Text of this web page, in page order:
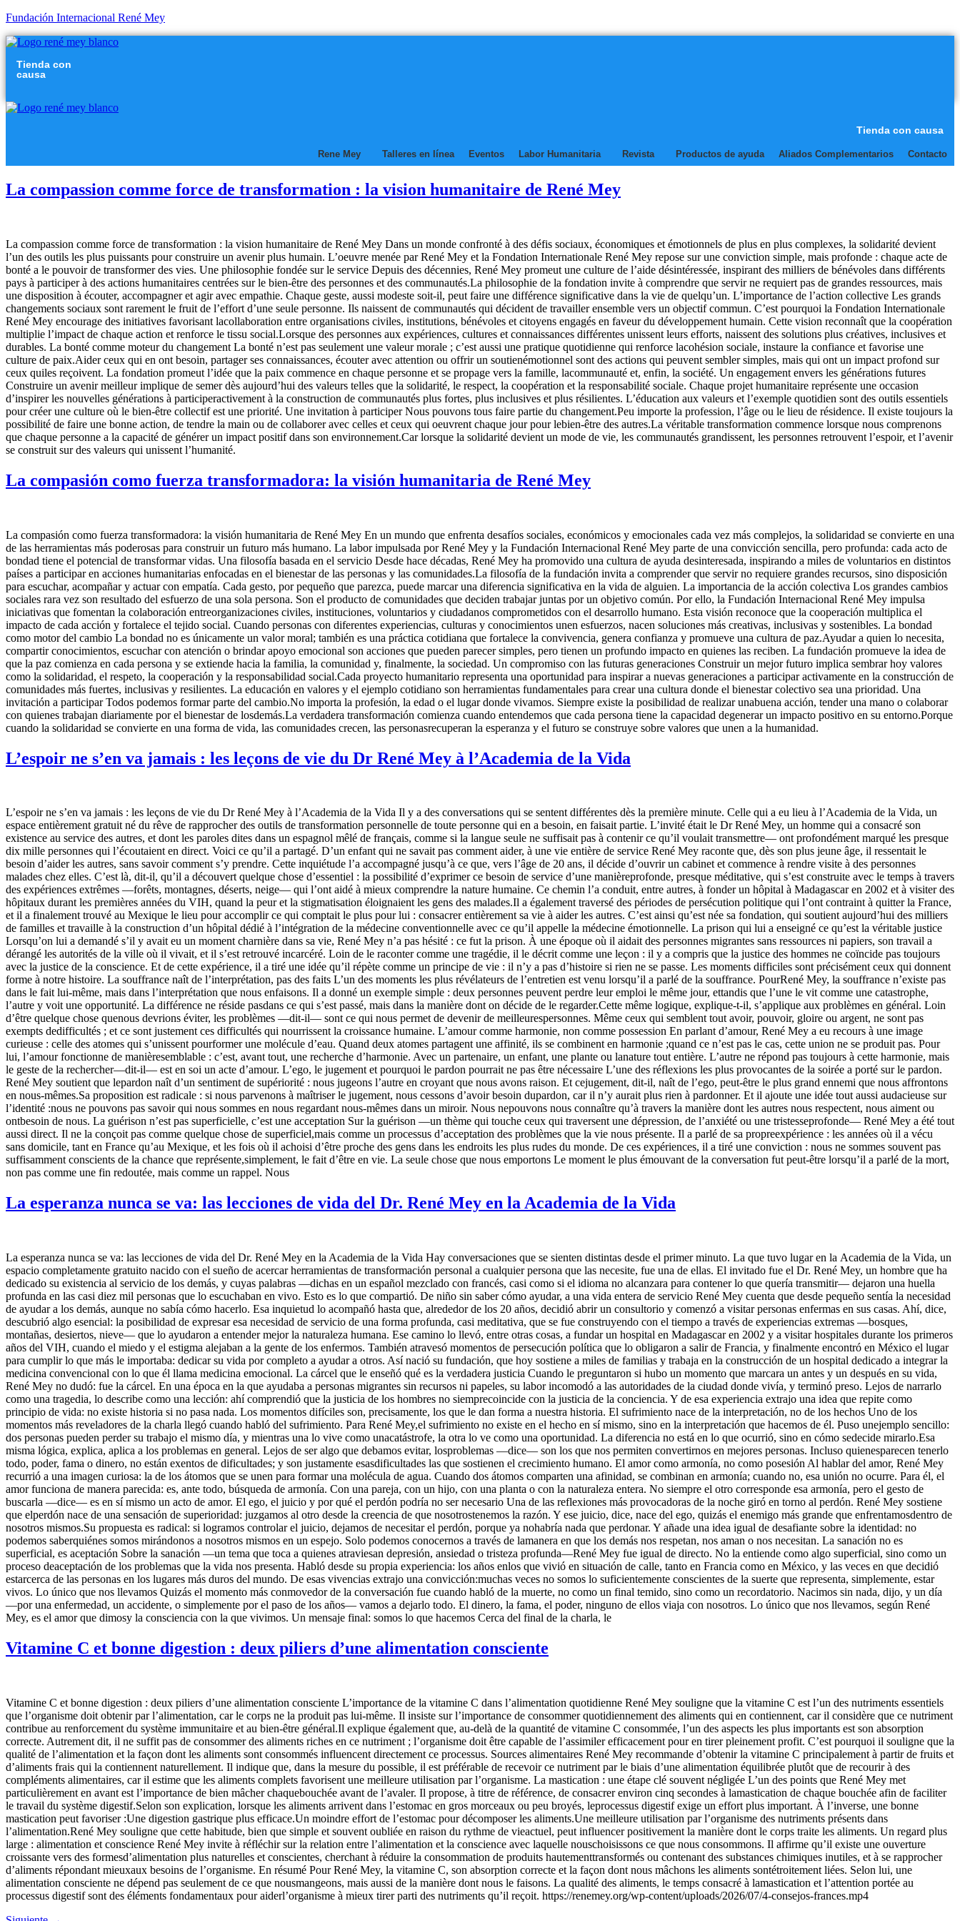
Fundación Internacional René Mey
Tienda con
causa
Tienda con causa
Rene Mey Talleres en línea Eventos Labor Humanitaria Revista Productos de ayuda Aliados Complementarios Contacto
La compassion comme force de transformation : la vision humanitaire de René Mey
La compassion comme force de transformation : la vision humanitaire de René Mey Dans un monde confronté à des défis sociaux, économiques et émotionnels de plus en plus complexes, la solidarité devient
l’un des outils les plus puissants pour construire un avenir plus humain. L’oeuvre menée par René Mey et la Fondation Internationale René Mey repose sur une conviction simple, mais profonde : chaque acte de
bonté a le pouvoir de transformer des vies. Une philosophie fondée sur le service Depuis des décennies, René Mey promeut une culture de l’aide désintéressée, inspirant des milliers de bénévoles dans différents
pays à participer à des actions humanitaires centrées sur le bien-être des personnes et des communautés.La philosophie de la fondation invite à comprendre que servir ne requiert pas de grandes ressources, mais
une disposition à écouter, accompagner et agir avec empathie. Chaque geste, aussi modeste soit-il, peut faire une différence significative dans la vie de quelqu’un. L’importance de l’action collective Les grands
changements sociaux sont rarement le fruit de l’effort d’une seule personne. Ils naissent de communautés qui décident de travailler ensemble vers un objectif commun. C’est pourquoi la Fondation Internationale
René Mey encourage des initiatives favorisant lacollaboration entre organisations civiles, institutions, bénévoles et citoyens engagés en faveur du développement humain. Cette vision reconnaît que la coopération
multiplie l’impact de chaque action et renforce le tissu social.Lorsque des personnes aux expériences, cultures et connaissances différentes unissent leurs efforts, naissent des solutions plus créatives, inclusives et
durables. La bonté comme moteur du changement La bonté n’est pas seulement une valeur morale ; c’est aussi une pratique quotidienne qui renforce lacohésion sociale, instaure la confiance et favorise une
culture de paix.Aider ceux qui en ont besoin, partager ses connaissances, écouter avec attention ou offrir un soutienémotionnel sont des actions qui peuvent sembler simples, mais qui ont un impact profond sur
ceux quiles reçoivent. La fondation promeut l’idée que la paix commence en chaque personne et se propage vers la famille, lacommunauté et, enfin, la société. Un engagement envers les générations futures
Construire un avenir meilleur implique de semer dès aujourd’hui des valeurs telles que la solidarité, le respect, la coopération et la responsabilité sociale. Chaque projet humanitaire représente une occasion
d’inspirer les nouvelles générations à participeractivement à la construction de communautés plus fortes, plus inclusives et plus résilientes. L’éducation aux valeurs et l’exemple quotidien sont des outils essentiels
pour créer une culture où le bien-être collectif est une priorité. Une invitation à participer Nous pouvons tous faire partie du changement.Peu importe la profession, l’âge ou le lieu de résidence. Il existe toujours la
possibilité de faire une bonne action, de tendre la main ou de collaborer avec celles et ceux qui oeuvrent chaque jour pour lebien-être des autres.La véritable transformation commence lorsque nous comprenons
que chaque personne a la capacité de générer un impact positif dans son environnement.Car lorsque la solidarité devient un mode de vie, les communautés grandissent, les personnes retrouvent l’espoir, et l’avenir
se construit sur des valeurs qui unissent l’humanité.
La compasión como fuerza transformadora: la visión humanitaria de René Mey
La compasión como fuerza transformadora: la visión humanitaria de René Mey En un mundo que enfrenta desafíos sociales, económicos y emocionales cada vez más complejos, la solidaridad se convierte en una
de las herramientas más poderosas para construir un futuro más humano. La labor impulsada por René Mey y la Fundación Internacional René Mey parte de una convicción sencilla, pero profunda: cada acto de
bondad tiene el potencial de transformar vidas. Una filosofía basada en el servicio Desde hace décadas, René Mey ha promovido una cultura de ayuda desinteresada, inspirando a miles de voluntarios en distintos
países a participar en acciones humanitarias enfocadas en el bienestar de las personas y las comunidades.La filosofía de la fundación invita a comprender que servir no requiere grandes recursos, sino disposición
para escuchar, acompañar y actuar con empatía. Cada gesto, por pequeño que parezca, puede marcar una diferencia significativa en la vida de alguien. La importancia de la acción colectiva Los grandes cambios
sociales rara vez son resultado del esfuerzo de una sola persona. Son el producto de comunidades que deciden trabajar juntas por un objetivo común. Por ello, la Fundación Internacional René Mey impulsa
iniciativas que fomentan la colaboración entreorganizaciones civiles, instituciones, voluntarios y ciudadanos comprometidos con el desarrollo humano. Esta visión reconoce que la cooperación multiplica el
impacto de cada acción y fortalece el tejido social. Cuando personas con diferentes experiencias, culturas y conocimientos unen esfuerzos, nacen soluciones más creativas, inclusivas y sostenibles. La bondad
como motor del cambio La bondad no es únicamente un valor moral; también es una práctica cotidiana que fortalece la convivencia, genera confianza y promueve una cultura de paz.Ayudar a quien lo necesita,
compartir conocimientos, escuchar con atención o brindar apoyo emocional son acciones que pueden parecer simples, pero tienen un profundo impacto en quienes las reciben. La fundación promueve la idea de
que la paz comienza en cada persona y se extiende hacia la familia, la comunidad y, finalmente, la sociedad. Un compromiso con las futuras generaciones Construir un mejor futuro implica sembrar hoy valores
como la solidaridad, el respeto, la cooperación y la responsabilidad social.Cada proyecto humanitario representa una oportunidad para inspirar a nuevas generaciones a participar activamente en la construcción de
comunidades más fuertes, inclusivas y resilientes. La educación en valores y el ejemplo cotidiano son herramientas fundamentales para crear una cultura donde el bienestar colectivo sea una prioridad. Una
invitación a participar Todos podemos formar parte del cambio.No importa la profesión, la edad o el lugar donde vivamos. Siempre existe la posibilidad de realizar unabuena acción, tender una mano o colaborar
con quienes trabajan diariamente por el bienestar de losdemás.La verdadera transformación comienza cuando entendemos que cada persona tiene la capacidad degenerar un impacto positivo en su entorno.Porque
cuando la solidaridad se convierte en una forma de vida, las comunidades crecen, las personasrecuperan la esperanza y el futuro se construye sobre valores que unen a la humanidad.
L’espoir ne s’en va jamais : les leçons de vie du Dr René Mey à l’Academia de la Vida
L’espoir ne s’en va jamais : les leçons de vie du Dr René Mey à l’Academia de la Vida Il y a des conversations qui se sentent différentes dès la première minute. Celle qui a eu lieu à l’Academia de la Vida, un
espace entièrement gratuit né du rêve de rapprocher des outils de transformation personnelle de toute personne qui en a besoin, en faisait partie. L’invité était le Dr René Mey, un homme qui a consacré son
existence au service des autres, et dont les paroles dites dans un espagnol mêlé de français, comme si la langue seule ne suffisait pas à contenir ce qu’il voulait transmettre— ont profondément marqué les presque
dix mille personnes qui l’écoutaient en direct. Voici ce qu’il a partagé. D’un enfant qui ne savait pas comment aider, à une vie entière de service René Mey raconte que, dès son plus jeune âge, il ressentait le
besoin d’aider les autres, sans savoir comment s’y prendre. Cette inquiétude l’a accompagné jusqu’à ce que, vers l’âge de 20 ans, il décide d’ouvrir un cabinet et commence à rendre visite à des personnes
malades chez elles. C’est là, dit-il, qu’il a découvert quelque chose d’essentiel : la possibilité d’exprimer ce besoin de service d’une manièreprofonde, presque méditative, qui s’est construite avec le temps à travers
des expériences extrêmes —forêts, montagnes, déserts, neige— qui l’ont aidé à mieux comprendre la nature humaine. Ce chemin l’a conduit, entre autres, à fonder un hôpital à Madagascar en 2002 et à visiter des
hôpitaux durant les premières années du VIH, quand la peur et la stigmatisation éloignaient les gens des malades.Il a également traversé des périodes de persécution politique qui l’ont contraint à quitter la France,
et il a finalement trouvé au Mexique le lieu pour accomplir ce qui comptait le plus pour lui : consacrer entièrement sa vie à aider les autres. C’est ainsi qu’est née sa fondation, qui soutient aujourd’hui des milliers
de familles et travaille à la construction d’un hôpital dédié à l’intégration de la médecine conventionnelle avec ce qu’il appelle la médecine émotionnelle. La prison qui lui a enseigné ce qu’est la véritable justice
Lorsqu’on lui a demandé s’il y avait eu un moment charnière dans sa vie, René Mey n’a pas hésité : ce fut la prison. À une époque où il aidait des personnes migrantes sans ressources ni papiers, son travail a
dérangé les autorités de la ville où il vivait, et il s’est retrouvé incarcéré. Loin de le raconter comme une tragédie, il le décrit comme une leçon : il y a compris que la justice des hommes ne coïncide pas toujours
avec la justice de la conscience. Et de cette expérience, il a tiré une idée qu’il répète comme un principe de vie : il n’y a pas d’histoire si rien ne se passe. Les moments difficiles sont précisément ceux qui donnent
forme à notre histoire. La souffrance naît de l’interprétation, pas des faits L’un des moments les plus révélateurs de l’entretien est venu lorsqu’il a parlé de la souffrance. PourRené Mey, la souffrance n’existe pas
dans le fait lui-même, mais dans l’interprétation que nous enfaisons. Il a donné un exemple simple : deux personnes peuvent perdre leur emploi le même jour, ettandis que l’une le vit comme une catastrophe,
l’autre y voit une opportunité. La différence ne réside pasdans ce qui s’est passé, mais dans la manière dont on décide de le regarder.Cette même logique, explique-t-il, s’applique aux problèmes en général. Loin
d’être quelque chose quenous devrions éviter, les problèmes —dit-il— sont ce qui nous permet de devenir de meilleurespersonnes. Même ceux qui semblent tout avoir, pouvoir, gloire ou argent, ne sont pas
exempts dedifficultés ; et ce sont justement ces difficultés qui nourrissent la croissance humaine. L’amour comme harmonie, non comme possession En parlant d’amour, René Mey a eu recours à une image
curieuse : celle des atomes qui s’unissent pourformer une molécule d’eau. Quand deux atomes partagent une affinité, ils se combinent en harmonie ;quand ce n’est pas le cas, cette union ne se produit pas. Pour
lui, l’amour fonctionne de manièresemblable : c’est, avant tout, une recherche d’harmonie. Avec un partenaire, un enfant, une plante ou lanature tout entière. L’autre ne répond pas toujours à cette harmonie, mais
le geste de la rechercher—dit-il— est en soi un acte d’amour. L’ego, le jugement et pourquoi le pardon pourrait ne pas être nécessaire L’une des réflexions les plus provocantes de la soirée a porté sur le pardon.
René Mey soutient que lepardon naît d’un sentiment de supériorité : nous jugeons l’autre en croyant que nous avons raison. Et cejugement, dit-il, naît de l’ego, peut-être le plus grand ennemi que nous affrontons
en nous-mêmes.Sa proposition est radicale : si nous parvenons à maîtriser le jugement, nous cessons d’avoir besoin dupardon, car il n’y aurait plus rien à pardonner. Et il ajoute une idée tout aussi audacieuse sur
l’identité :nous ne pouvons pas savoir qui nous sommes en nous regardant nous-mêmes dans un miroir. Nous nepouvons nous connaître qu’à travers la manière dont les autres nous respectent, nous aiment ou
ontbesoin de nous. La guérison n’est pas superficielle, c’est une acceptation Sur la guérison —un thème qui touche ceux qui traversent une dépression, de l’anxiété ou une tristesseprofonde— René Mey a été tout
aussi direct. Il ne la conçoit pas comme quelque chose de superficiel,mais comme un processus d’acceptation des problèmes que la vie nous présente. Il a parlé de sa propreexpérience : les années où il a vécu
sans domicile, tant en France qu’au Mexique, et les fois où il achoisi d’être proche des gens dans les endroits les plus rudes du monde. De ces expériences, il a tiré une conviction : nous ne sommes souvent pas
suffisamment conscients de la chance que représente,simplement, le fait d’être en vie. La seule chose que nous emportons Le moment le plus émouvant de la conversation fut peut-être lorsqu’il a parlé de la mort,
non pas comme une fin redoutée, mais comme un rappel. Nous
La esperanza nunca se va: las lecciones de vida del Dr. René Mey en la Academia de la Vida
La esperanza nunca se va: las lecciones de vida del Dr. René Mey en la Academia de la Vida Hay conversaciones que se sienten distintas desde el primer minuto. La que tuvo lugar en la Academia de la Vida, un
espacio completamente gratuito nacido con el sueño de acercar herramientas de transformación personal a cualquier persona que las necesite, fue una de ellas. El invitado fue el Dr. René Mey, un hombre que ha
dedicado su existencia al servicio de los demás, y cuyas palabras —dichas en un español mezclado con francés, casi como si el idioma no alcanzara para contener lo que quería transmitir— dejaron una huella
profunda en las casi diez mil personas que lo escuchaban en vivo. Esto es lo que compartió. De niño sin saber cómo ayudar, a una vida entera de servicio René Mey cuenta que desde pequeño sentía la necesidad
de ayudar a los demás, aunque no sabía cómo hacerlo. Esa inquietud lo acompañó hasta que, alrededor de los 20 años, decidió abrir un consultorio y comenzó a visitar personas enfermas en sus casas. Ahí, dice,
descubrió algo esencial: la posibilidad de expresar esa necesidad de servicio de una forma profunda, casi meditativa, que se fue construyendo con el tiempo a través de experiencias extremas —bosques,
montañas, desiertos, nieve— que lo ayudaron a entender mejor la naturaleza humana. Ese camino lo llevó, entre otras cosas, a fundar un hospital en Madagascar en 2002 y a visitar hospitales durante los primeros
años del VIH, cuando el miedo y el estigma alejaban a la gente de los enfermos. También atravesó momentos de persecución política que lo obligaron a salir de Francia, y finalmente encontró en México el lugar
para cumplir lo que más le importaba: dedicar su vida por completo a ayudar a otros. Así nació su fundación, que hoy sostiene a miles de familias y trabaja en la construcción de un hospital dedicado a integrar la
medicina convencional con lo que él llama medicina emocional. La cárcel que le enseñó qué es la verdadera justicia Cuando le preguntaron si hubo un momento que marcara un antes y un después en su vida,
René Mey no dudó: fue la cárcel. En una época en la que ayudaba a personas migrantes sin recursos ni papeles, su labor incomodó a las autoridades de la ciudad donde vivía, y terminó preso. Lejos de narrarlo
como una tragedia, lo describe como una lección: ahí comprendió que la justicia de los hombres no siemprecoincide con la justicia de la conciencia. Y de esa experiencia extrajo una idea que repite como
principio de vida: no existe historia si no pasa nada. Los momentos difíciles son, precisamente, los que le dan forma a nuestra historia. El sufrimiento nace de la interpretación, no de los hechos Uno de los
momentos más reveladores de la charla llegó cuando habló del sufrimiento. Para René Mey,el sufrimiento no existe en el hecho en sí mismo, sino en la interpretación que hacemos de él. Puso unejemplo sencillo:
dos personas pueden perder su trabajo el mismo día, y mientras una lo vive como unacatástrofe, la otra lo ve como una oportunidad. La diferencia no está en lo que ocurrió, sino en cómo sedecide mirarlo.Esa
misma lógica, explica, aplica a los problemas en general. Lejos de ser algo que debamos evitar, losproblemas —dice— son los que nos permiten convertirnos en mejores personas. Incluso quienesparecen tenerlo
todo, poder, fama o dinero, no están exentos de dificultades; y son justamente esasdificultades las que sostienen el crecimiento humano. El amor como armonía, no como posesión Al hablar del amor, René Mey
recurrió a una imagen curiosa: la de los átomos que se unen para formar una molécula de agua. Cuando dos átomos comparten una afinidad, se combinan en armonía; cuando no, esa unión no ocurre. Para él, el
amor funciona de manera parecida: es, ante todo, búsqueda de armonía. Con una pareja, con un hijo, con una planta o con la naturaleza entera. No siempre el otro corresponde esa armonía, pero el gesto de
buscarla —dice— es en sí mismo un acto de amor. El ego, el juicio y por qué el perdón podría no ser necesario Una de las reflexiones más provocadoras de la noche giró en torno al perdón. René Mey sostiene
que elperdón nace de una sensación de superioridad: juzgamos al otro desde la creencia de que nosotrostenemos la razón. Y ese juicio, dice, nace del ego, quizás el enemigo más grande que enfrentamosdentro de
nosotros mismos.Su propuesta es radical: si logramos controlar el juicio, dejamos de necesitar el perdón, porque ya nohabría nada que perdonar. Y añade una idea igual de desafiante sobre la identidad: no
podemos saberquiénes somos mirándonos a nosotros mismos en un espejo. Solo podemos conocernos a través de lamanera en que los demás nos respetan, nos aman o nos necesitan. La sanación no es
superficial, es aceptación Sobre la sanación —un tema que toca a quienes atraviesan depresión, ansiedad o tristeza profunda—René Mey fue igual de directo. No la entiende como algo superficial, sino como un
proceso deaceptación de los problemas que la vida nos presenta. Habló desde su propia experiencia: los años enlos que vivió en situación de calle, tanto en Francia como en México, y las veces en que decidió
estarcerca de las personas en los lugares más duros del mundo. De esas vivencias extrajo una convicción:muchas veces no somos lo suficientemente conscientes de la suerte que representa, simplemente, estar
vivos. Lo único que nos llevamos Quizás el momento más conmovedor de la conversación fue cuando habló de la muerte, no como un final temido, sino como un recordatorio. Nacimos sin nada, dijo, y un día
—por una enfermedad, un accidente, o simplemente por el paso de los años— vamos a dejarlo todo. El dinero, la fama, el poder, ninguno de ellos viaja con nosotros. Lo único que nos llevamos, según René
Mey, es el amor que dimosy la consciencia con la que vivimos. Un mensaje final: somos lo que hacemos Cerca del final de la charla, le
Vitamine C et bonne digestion : deux piliers d’une alimentation consciente
Vitamine C et bonne digestion : deux piliers d’une alimentation consciente L’importance de la vitamine C dans l’alimentation quotidienne René Mey souligne que la vitamine C est l’un des nutriments essentiels
que l’organisme doit obtenir par l’alimentation, car le corps ne la produit pas lui-même. Il insiste sur l’importance de consommer quotidiennement des aliments qui en contiennent, car il considère que ce nutriment
contribue au renforcement du système immunitaire et au bien-être général.Il explique également que, au-delà de la quantité de vitamine C consommée, l’un des aspects les plus importants est son absorption
correcte. Autrement dit, il ne suffit pas de consommer des aliments riches en ce nutriment ; l’organisme doit être capable de l’assimiler efficacement pour en tirer pleinement profit. C’est pourquoi il souligne que la
qualité de l’alimentation et la façon dont les aliments sont consommés influencent directement ce processus. Sources alimentaires René Mey recommande d’obtenir la vitamine C principalement à partir de fruits et
d’aliments frais qui la contiennent naturellement. Il indique que, dans la mesure du possible, il est préférable de recevoir ce nutriment par le biais d’une alimentation équilibrée plutôt que de recourir à des
compléments alimentaires, car il estime que les aliments complets favorisent une meilleure utilisation par l’organisme. La mastication : une étape clé souvent négligée L’un des points que René Mey met
particulièrement en avant est l’importance de bien mâcher chaquebouchée avant de l’avaler. Il propose, à titre de référence, de consacrer environ cinq secondes à lamastication de chaque bouchée afin de faciliter
le travail du système digestif.Selon son explication, lorsque les aliments arrivent dans l’estomac en gros morceaux ou peu broyés, leprocessus digestif exige un effort plus important. À l’inverse, une bonne
mastication peut favoriser :Une digestion gastrique plus efficace.Un moindre effort de l’estomac pour décomposer les aliments.Une meilleure utilisation par l’organisme des nutriments présents dans
l’alimentation.René Mey souligne que cette habitude, bien que simple et souvent oubliée en raison du rythme de vieactuel, peut influencer positivement la manière dont le corps traite les aliments. Un regard plus
large : alimentation et conscience René Mey invite à réfléchir sur la relation entre l’alimentation et la conscience avec laquelle nouschoisissons ce que nous consommons. Il affirme qu’il existe une ouverture
croissante vers des formesd’alimentation plus naturelles et conscientes, cherchant à réduire la consommation de produits hautementtransformés ou contenant des substances chimiques inutiles, et à se rapprocher
d’aliments répondant mieuxaux besoins de l’organisme. En résumé Pour René Mey, la vitamine C, son absorption correcte et la façon dont nous mâchons les aliments sontétroitement liées. Selon lui, une
alimentation consciente ne dépend pas seulement de ce que nousmangeons, mais aussi de la manière dont nous le faisons. La qualité des aliments, le temps consacré à lamastication et l’attention portée au
processus digestif sont des éléments fondamentaux pour aiderl’organisme à mieux tirer parti des nutriments qu’il reçoit. https://renemey.org/wp-content/uploads/2026/07/4-consejos-frances.mp4